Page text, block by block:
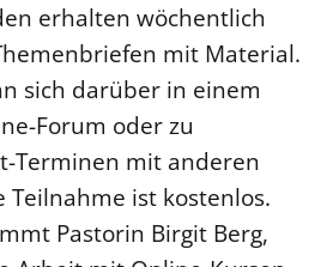
erhalten wöchentlich
mit Material.
sich darüber in einem
Forum oder zu
Terminen mit anderen
Teilnahme ist kostenlos.
Pastorin Birgit Berg,